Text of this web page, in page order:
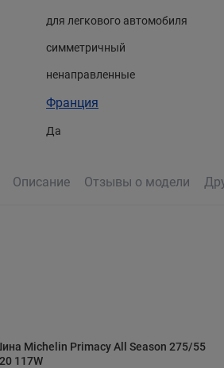
для легкового автомобиля
симметричный
ненаправленные
Франция
Да
Описание Отзывы о модели
Michelin Primacy All Season 275/55
117W